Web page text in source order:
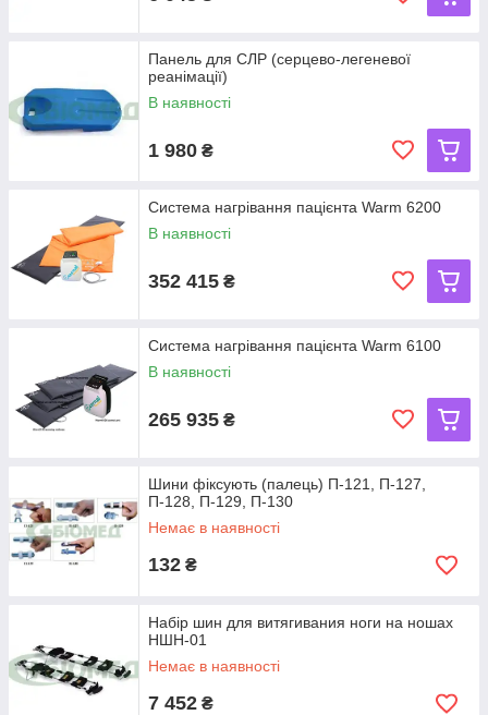
Панель для СЛР (серцево-легеневої
реанімації)
В наявності
1 980 ₴
Система нагрівання пацієнта Warm 6200
В наявності
352 415 ₴
Система нагрівання пацієнта Warm 6100
В наявності
265 935 ₴
Шини фіксують (палець) П-121, П-127,
П-128, П-129, П-130
Немає в наявності
132 ₴
Набір шин для витягивания ноги на ношах
НШН-01
Немає в наявності
7 452 ₴